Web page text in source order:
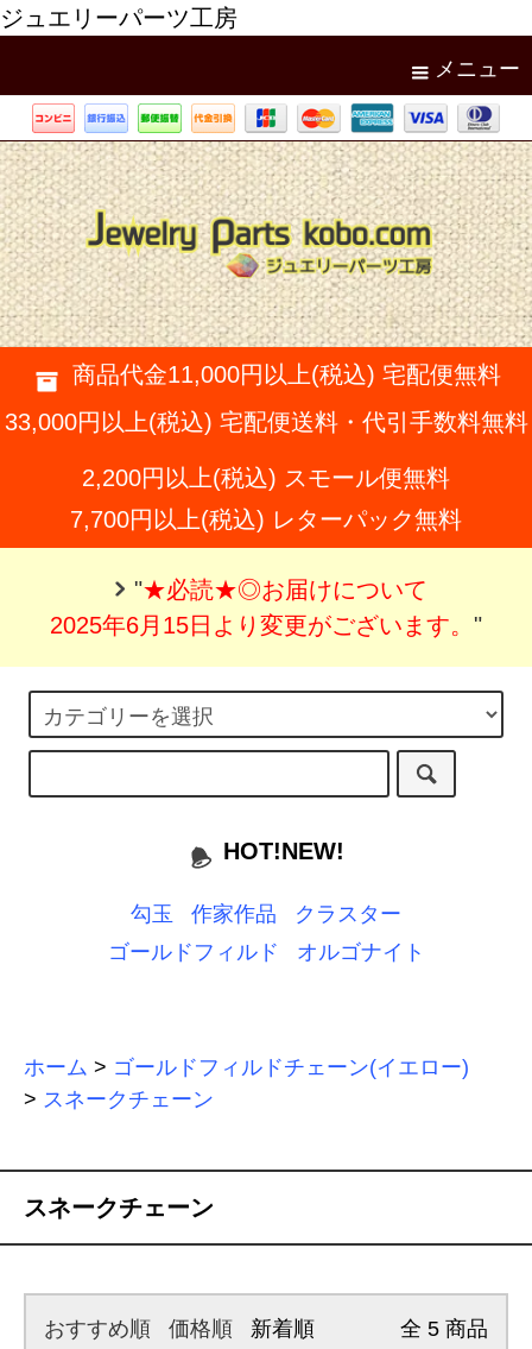
ジュエリーパーツ工房
メニュー
商品代金11,000円以上(税込) 宅配便無料
33,000円以上(税込) 宅配便送料・代引手数料無料
2,200円以上(税込) スモール便無料
7,700円以上(税込) レターパック無料
"★必読★◎お届けについて
2025年6月15日より変更がございます。 "
HOT!NEW!
勾玉 作家作品
クラスター
ゴールドフィルド
オルゴナイト
ホーム > ゴールドフィルドチェーン(イエロー)
> スネークチェーン
スネークチェーン
おすすめ順 価格順 新着順 全 5 商品